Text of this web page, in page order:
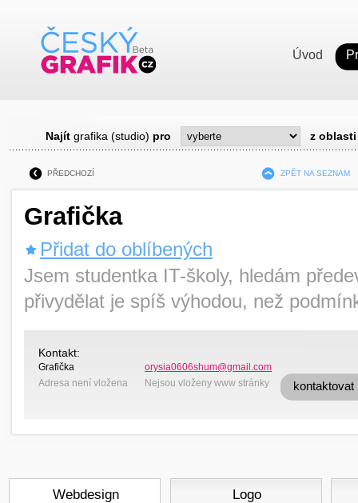
Úvod
Najít grafika (studio) pro z oblasti
PŘEDCHOZÍ ZPĚT NA SEZNAM
Grafička
Přidat do oblíbených
Jsem studentka IT-školy, hledám
přivydělat je spíš výhodou, než
Kontakt:
Grafička
orysia0606shum@gmail.com
Adresa není vložena
Nejsou vloženy www stránky kontaktovat
Webdesign Logo